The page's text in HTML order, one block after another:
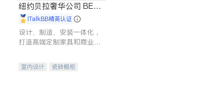
纽约贝拉奢华公司 BELL
A LUXE
iTalkBB精英认证
设计、制造、安装一体化，
打造高端定制家具和商业空
室内设计
瓷砖橱柜